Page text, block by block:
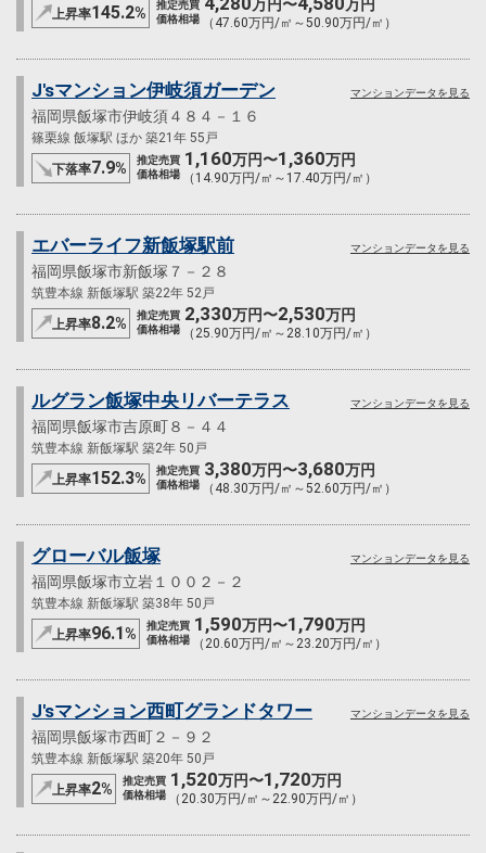
上昇率145.2%
推定売買
価格相場
万円〜 万円
（47.60万円/㎡～50.90万円/㎡）
J'sマンション伊岐須ガーデン
福岡県飯塚市伊岐須４８４－１６
篠栗線 飯塚駅 ほか 築21年 55戸
下落率7.9%
推定売買
価格相場
1,160万円〜1,360万円
（14.90万円/㎡～17.40万円/㎡）
マンションデータを見る
エバーライフ新飯塚駅前
福岡県飯塚市新飯塚７－２８
筑豊本線 新飯塚駅 築22年 52戸
上昇率8.2%
推定売買
価格相場
2,330万円〜2,530万円
（25.90万円/㎡～28.10万円/㎡）
マンションデータを見る
ルグラン飯塚中央リバーテラス
福岡県飯塚市吉原町８－４４
筑豊本線 新飯塚駅 築2年 50戸
上昇率152.3%
推定売買
価格相場
3,380万円〜3,680万円
（48.30万円/㎡～52.60万円/㎡）
マンションデータを見る
グローバル飯塚
福岡県飯塚市立岩１００２－２
筑豊本線 新飯塚駅 築38年 50戸
上昇率96.1%
推定売買
価格相場
1,590万円〜1,790万円
（20.60万円/㎡～23.20万円/㎡）
マンションデータを見る
J'sマンション西町グランドタワー
福岡県飯塚市西町２－９２
筑豊本線 新飯塚駅 築20年 50戸
上昇率2%
推定売買
価格相場
1,520万円〜1,720万円
（20.30万円/㎡～22.90万円/㎡）
マンションデータを見る